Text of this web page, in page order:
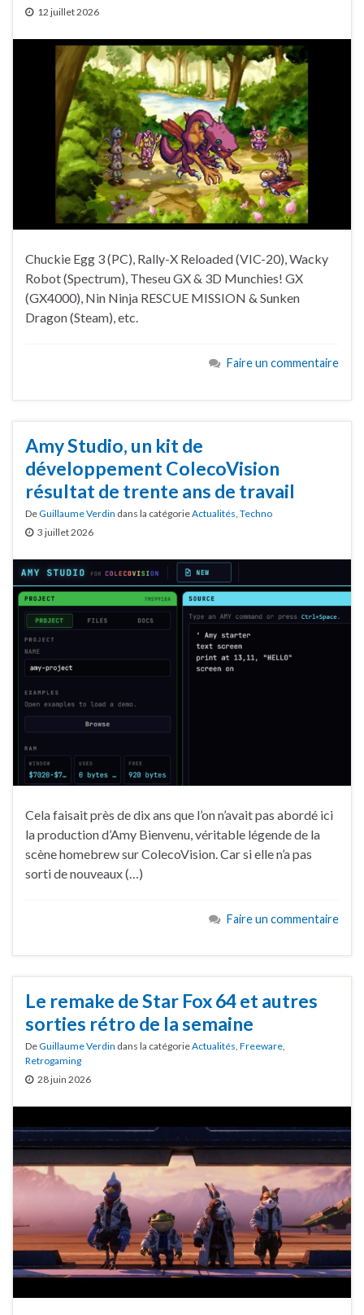
12 juillet 2026
Chuckie Egg 3 (PC), Rally-X Reloaded (VIC-20), Wacky
Robot (Spectrum), Theseu GX & 3D Munchies! GX
(GX4000), Nin Ninja RESCUE MISSION & Sunken
Dragon (Steam), etc.
Faire un commentaire
Amy Studio, un kit de
développement ColecoVision
résultat de trente ans de travail
DeGuillaume Verdin dans la catégorieActualités Techno
3 juillet 2026
Cela faisait près de dix ans que l’on n’avait pas abordé ici
la production d’Amy Bienvenu, véritable légende de la
scène homebrew sur ColecoVision. Car si elle n’a pas
sorti de nouveaux (…)
Faire un commentaire
Le remake de Star Fox 64 et autres
sorties rétro de la semaine
DeGuillaume Verdin dans la catégorieActualités, Freeware,
Retrogaming
28 juin 2026